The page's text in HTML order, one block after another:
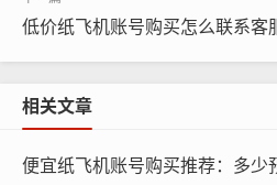
是因为线下商家需要支付租金、
低价纸飞机账号购买怎么联系客
相关文章